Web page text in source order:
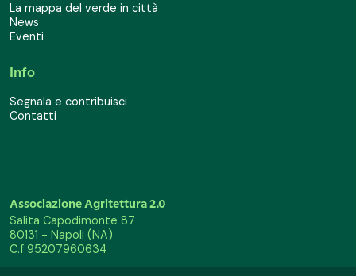
La mappa del verde in città
News
Eventi
Info
Segnala e contribuisci
Contatti
Associazione Agritettura 2.0
Salita Capodimonte 87
80131 - Napoli (NA)
C.f 95207960634